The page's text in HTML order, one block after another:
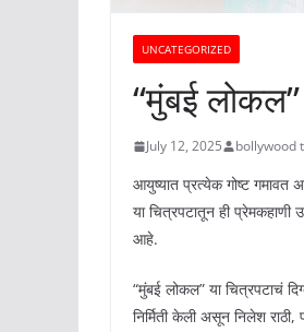
UNCATEGORIZED
“मुंबई
July 12, 2025 bollywood
आयुष्यात प्रत्येक गोष्ट गमावत
या चित्रपटातून ही
आहे.
“मुंबई लोकल” या चित्रपटाचं
निर्मिती केली असून निलेश